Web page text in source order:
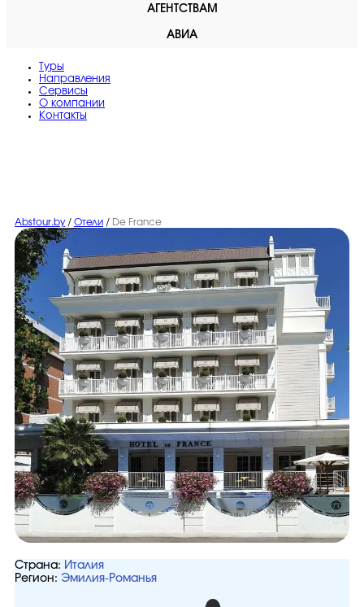
АГЕНТСТВАМ
АВИА
Туры
Направления
Сервисы
O компании
Контакты
Abstour.by / Отели / De France
Страна: Италия
Регион: Эмилия-Романья